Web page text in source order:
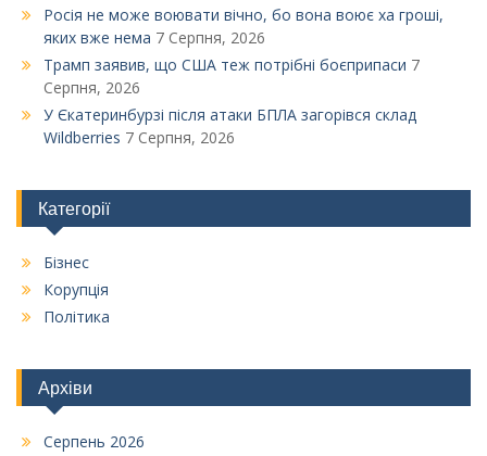
Росія не може воювати вічно, бо вона воює ха гроші,
яких вже нема 7 Серпня, 2026
Трамп заявив, що США теж потрібні боєприпаси 7
Серпня, 2026
У Єкатеринбурзі після атаки БПЛА загорівся склад
Wildberries 7 Серпня, 2026
Категорії
Бізнес
Корупція
Політика
Архіви
Серпень 2026